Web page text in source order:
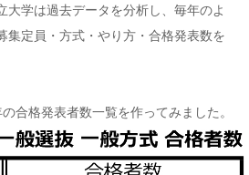
大学は過去データを分析し、毎年のよ
集定員・方式・やり方・合格発表数を
合格発表者数一覧を作ってみました。